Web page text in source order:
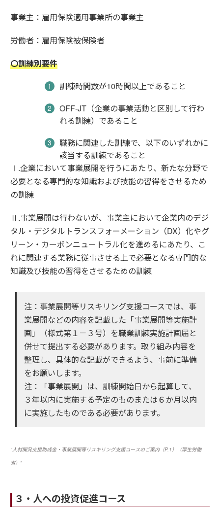
事業主：雇用保険適用事業所の事業主
労働者：雇用保険被保険者
〇訓練別要件
訓練時間数が10時間以上であること
OFF-JT（企業の事業活動と区別して行わ
れる訓練）であること
職務に関連した訓練で、以下のいずれかに
該当する訓練であること
Ⅰ.企業において事業展開を行うにあたり、新たな分野で
必要となる専門的な知識および技能の習得をさせるため
の訓練
Ⅱ.事業展開は行わないが、事業主において企業内のデジ
タル・デジタルトランスフォーメーション（DX）化やグ
リーン・カーボンニュートラル化を進めるにあたり、こ
れに関連する業務に従事させる上で必要となる専門的な
知識及び技能の習得をさせるための訓練
注：事業展開等リスキリング支援コースでは、事
業展開などの内容を記載した「事業展開等実施計
画」（様式第１－３号）を職業訓練実施計画届と
併せて提出する必要があります。取り組み内容を
整理し、具体的な記載ができるよう、事前に準備
をお願いします。
注：「事業展開」は、訓練開始日から起算して、
３年以内に実施する予定のものまたは６か月以内
に実施したものである必要があります。
"人材開発支援助成金・事業展開等リスキリング支援コースのご案内（P.1）（厚生労働
省）"
３・人への投資促進コース